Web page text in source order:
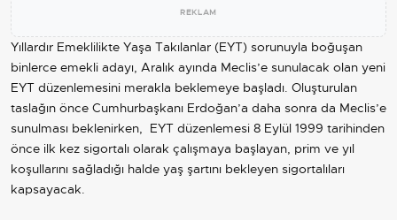
REKLAM
Yıllardır Emeklilikte Yaşa Takılanlar (EYT) sorunuyla boğuşan
binlerce emekli adayı, Aralık ayında Meclis’e sunulacak olan yeni
EYT düzenlemesini merakla beklemeye başladı. Oluşturulan
taslağın önce Cumhurbaşkanı Erdoğan’a daha sonra da Meclis’e
sunulması beklenirken, EYT düzenlemesi 8 Eylül 1999 tarihinden
önce ilk kez sigortalı olarak çalışmaya başlayan, prim ve yıl
koşullarını sağladığı halde yaş şartını bekleyen sigortalıları
kapsayacak.